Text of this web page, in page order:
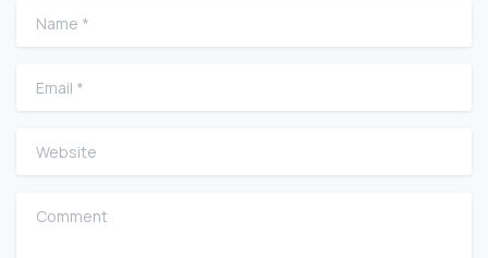
Name
Email
Website
Comment